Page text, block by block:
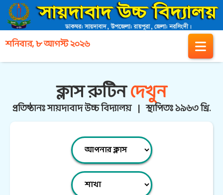
শনিবার, ৮ আগস্ট ২০২৬
ক্লাস রুটিনদেখুন
প্রতিষ্ঠানঃ সায়দাবাদ উচ্চ বিদ্যালয় | স্থাপিতঃ ১৯৬৩ খ্রি.